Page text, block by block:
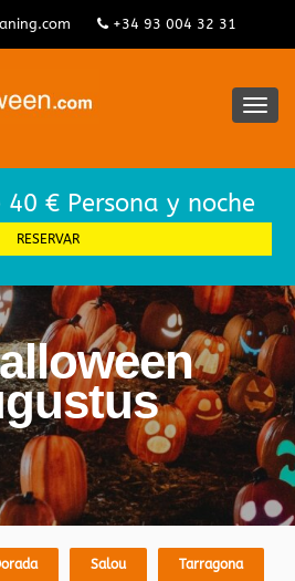
+34 93 004 32 31
40 € Persona y noche
RESERVAR
Salou Tarragona